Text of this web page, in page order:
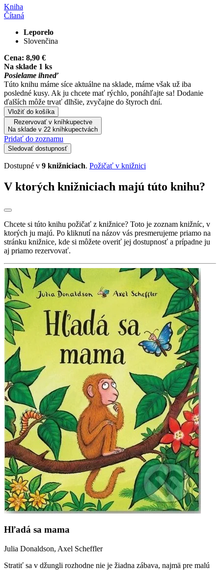
Kniha
Čítaná
Leporelo
Slovenčina
Cena: 8,90 €
Na sklade 1 ks
Posielame ihneď
Túto knihu máme síce aktuálne na sklade, máme však už iba
posledné kusy. Ak ju chcete mať rýchlo, ponáhľajte sa! Dodanie
ďalších môže trvať dlhšie, zvyčajne do štyroch dní.
Vložiť do košíka
Rezervovať v kníhkupectve
Na sklade v 22 kníhkupectvách
Pridať do zoznamu
Sledovať dostupnosť
Dostupné v 9 knižniciach. Požičať v knižnici
V ktorých knižniciach majú túto knihu?
Chcete si túto knihu požičať z knižnice? Toto je zoznam knižníc, v
ktorých ju majú. Po kliknutí na názov vás presmerujeme priamo na
stránku knižnice, kde si môžete overiť jej dostupnosť a prípadne ju
aj priamo rezervovať.
Hľadá sa mama
Julia Donaldson, Axel Scheffler
Stratiť sa v džungli rozhodne nie je žiadna zábava, najmä pre malú